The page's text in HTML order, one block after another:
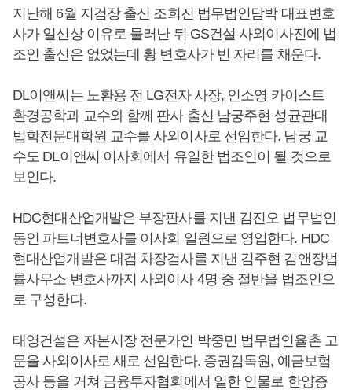
지난해 6월 지검장 출신 조희진 법무법인담박 대표변호
사가 일신상 이유로 물러난 뒤 GS건설 사외이사진에 법
조인 출신은 없었는데 황 변호사가 빈 자리를 채운다.
DL이앤씨는 노환용 전 LG전자 사장, 인소영 카이스트
환경공학과 교수와 함께 판사 출신 남궁주현 성균관대
법학전문대학원 교수를 사외이사로 선임한다. 남궁 교
수도 DL이앤씨 이사회에서 유일한 법조인이 될 것으로
보인다.
HDC현대산업개발은 부장판사를 지낸 김진오 법무법인
동인 파트너변호사를 이사회 일원으로 영입한다. HDC
현대산업개발은 대검 차장검사를 지낸 김주현 김앤장법
률사무소 변호사까지 사외이사 4명 중 절반을 법조인으
로 구성한다.
태영건설은 자본시장 전문가인 박중민 법무법인율촌 고
문을 사외이사로 새로 선임한다. 증권감독원, 예금보험
공사 등을 거쳐 금융투자협회에서 일한 인물로 한양증